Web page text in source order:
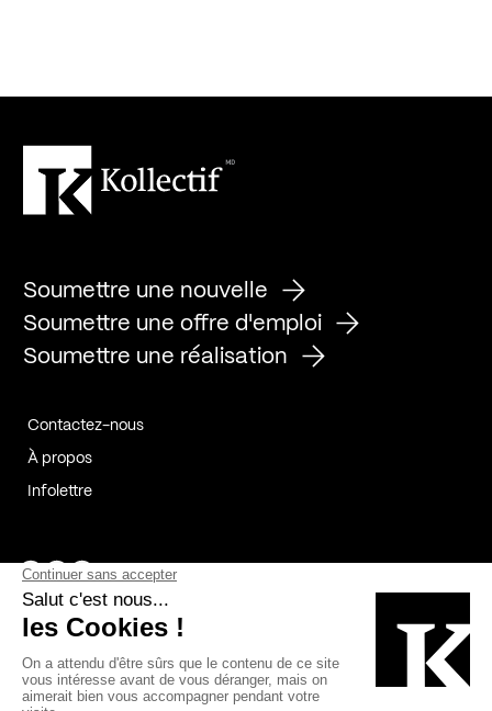
Soumettre une nouvelle
Soumettre une offre d'emploi
Soumettre une réalisation
Contactez-nous
À propos
Infolettre
Page Facebook de Kollectif
Page Instagram de Kollectif
Page Linkedin de Kollectif